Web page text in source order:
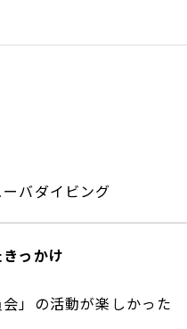
バダイビング
っかけ
」の活動が楽しかった